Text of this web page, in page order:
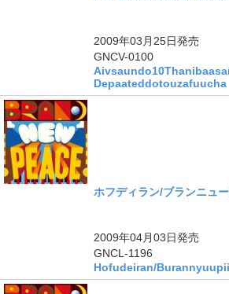
2009年03月25日発売
GNCV-0100
Depaateddotouzafuucha
ホフディラン/ブランニュ
2009年04月03日発売
GNCL-1196
Hofudeiran/